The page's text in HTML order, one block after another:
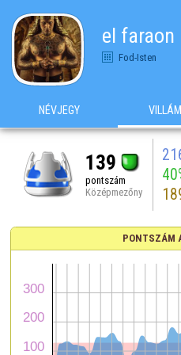
el faraon
Fod-Isten
NÉVJEGY
139
pontszám
Középmezőny
PONTSZÁM